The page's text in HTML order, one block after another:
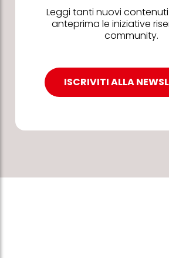
Leggi tanti nuovi
anteprima le iniziative
community.
ISCRIVITI ALLA